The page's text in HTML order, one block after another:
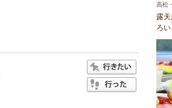
高松
露
ろい